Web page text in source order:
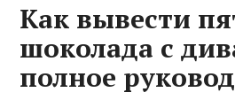
Как вывести
шоколада с
полное